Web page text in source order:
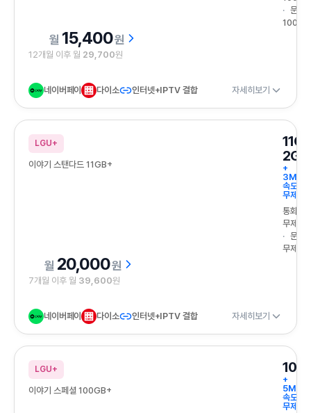
문자
100건
15,400원
12개월 이후 월 29,700원
네이버페이 다이소 인터넷+IPTV 결합 자세히보기
LGU+
이야기 스탠다드 11GB+
2GB
+
속도
무제한
통화
무제한
문자
무제한
20,000원
7개월 이후 월 39,600원
네이버페이 다이소 인터넷+IPTV 결합 자세히보기
LGU+
이야기 스페셜 100GB+
+
속도
무제한